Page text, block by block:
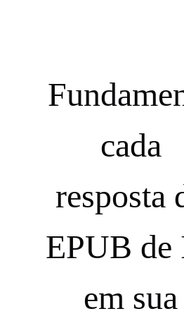
cada
resposta
EPUB de
em sua